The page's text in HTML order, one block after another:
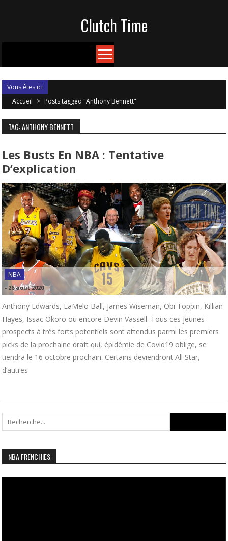
Clutch Time
Vous êtes ici
Accueil > Posts tagged "Anthony Bennett"
TAG: ANTHONY BENNETT
Les Busts En NBA : Tentative
D’explication
NBA
- 26 août 2020
Anthony Edwards, LaMelo Ball, James Wiseman, Obi Toppin, Killian
Hayes, Issac Okoro ou encore Devin Vassell. Tous ces jeunes
prospects à très forts potentiels sont attendus parmi les premiers
picks de la prochaine draft qui, épidémie de Covid19 oblige, se
tiendra le 16 octobre prochain. Certains deviendront All Star,
d’autres
for:
NBA FRENCHIES